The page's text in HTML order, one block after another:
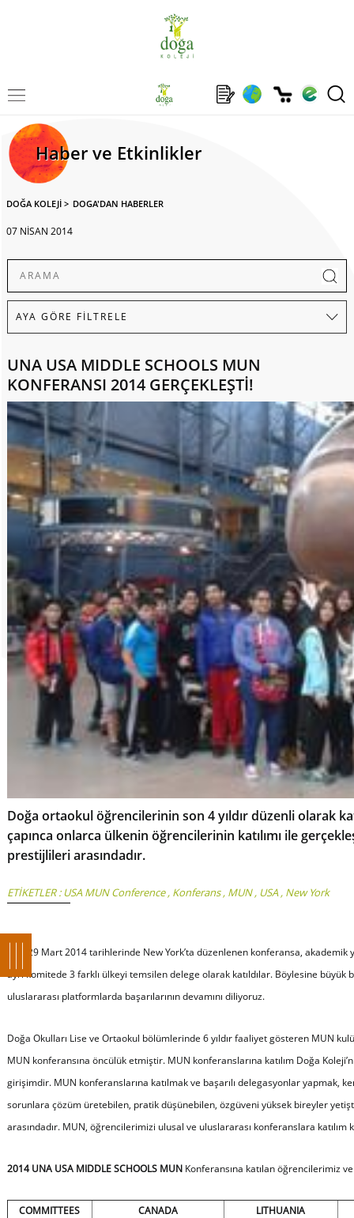
Haber ve Etkinlikler
DOĞA KOLEJİ > DOGA'DAN HABERLER
07 NİSAN 2014
UNA USA MIDDLE SCHOOLS MUN
KONFERANSI 2014 GERÇEKLEŞTİ!
Doğa ortaokul öğrencilerinin son 4 yıldır düzenli olarak
çapınca onlarca ülkenin öğrencilerinin katılımı ile
prestijlileri arasındadır.
ETİKETLER : USA MUN Conference, Konferans, MUN, USA, New York
27 – 29 Mart 2014 tarihlerinde New York’ta düzenlenen konferansa, akademik
ayrı komitede 3 farklı ülkeyi temsilen delege olarak katıldılar. Böylesine
uluslararası platformlarda başarılarının devamını diliyoruz.
Doğa Okulları Lise ve Ortaokul bölümlerinde 6 yıldır faaliyet gösteren MUN
MUN konferansına öncülük etmiştir. MUN konferanslarına katılım Doğa
girişimdir. MUN konferanslarına katılmak ve başarılı delegasyonlar yapmak,
sorunlara çözüm üretebilen, pratik düşünebilen, özgüveni yüksek bireyler
arasındadır. MUN, öğrencilerimizi ulusal ve uluslararası konferanslara
2014 UNA USA MIDDLE SCHOOLS MUN Konferansına katılan öğrencilerimiz
COMMITTEES CANADA LITHUANIA